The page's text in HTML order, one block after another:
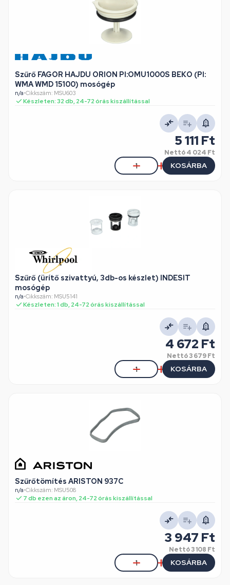
Szűrő FAGOR HAJDU ORION Pl:OMU1000S BEKO (Pl:
WMA WMD 15100) mosógép
n/a•Cikkszám: MSU603
Készleten: 32 db, 24-72 órás kiszállítással
5 111 Ft
Nettó4 024 Ft
KOSÁRBA
Szűrő (ürítő szivattyú, 3db-os készlet) INDESIT
mosógép
n/a•Cikkszám: MSU5141
Készleten: 1 db, 24-72 órás kiszállítással
4 672 Ft
Nettó3 679 Ft
KOSÁRBA
Szűrőtömítés ARISTON 937C
n/a•Cikkszám: MSU508
7 db ezen az áron, 24-72 órás kiszállítással
3 947 Ft
Nettó3 108 Ft
KOSÁRBA